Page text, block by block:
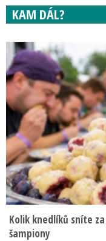
KAM DÁL?
Kolik knedlíků sníte
šampiony